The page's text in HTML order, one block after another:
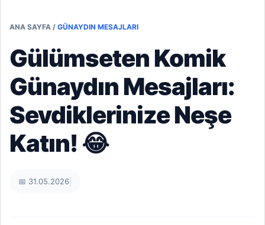
ANA SAYFA / GÜNAYDIN MESAJLARI
Gülümseten Komik
Günaydın Mesajları:
Sevdiklerinize Neşe
Katın! 😂
📅 31.05.2026